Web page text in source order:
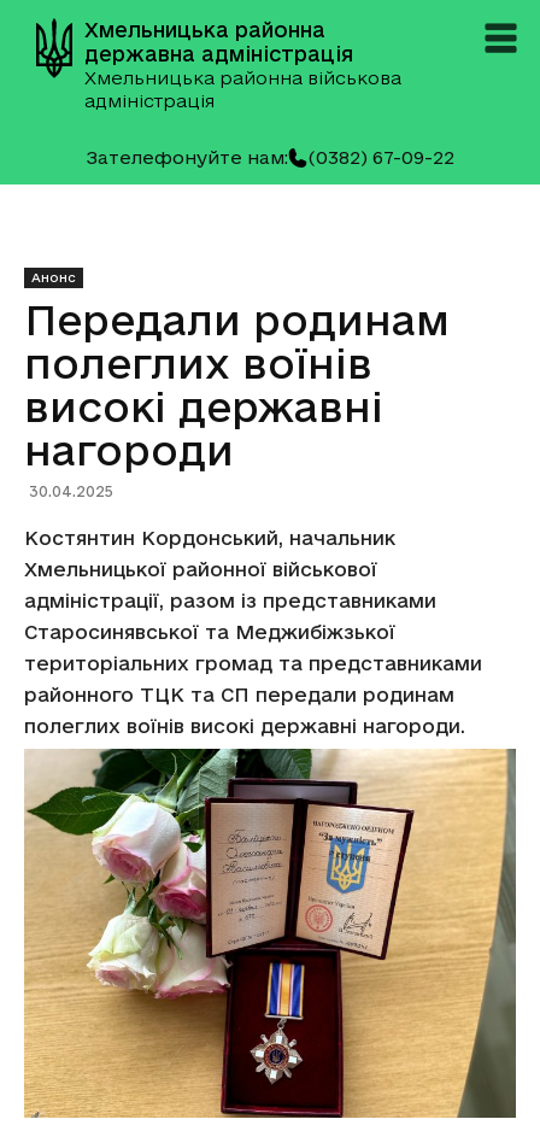
Хмельницька районна
державна адміністрація
Хмельницька районна військова
адміністрація
Зателефонуйте нам: (0382) 67-09-22
Анонс
Передали родинам
полеглих воїнів
високі державні
нагороди
30.04.2025
Костянтин Кордонський, начальник
Хмельницької районної військової
адміністрації, разом із представниками
Старосинявської та Меджибіжзької
територіальних громад та представниками
районного ТЦК та СП передали родинам
полеглих воїнів високі державні нагороди.